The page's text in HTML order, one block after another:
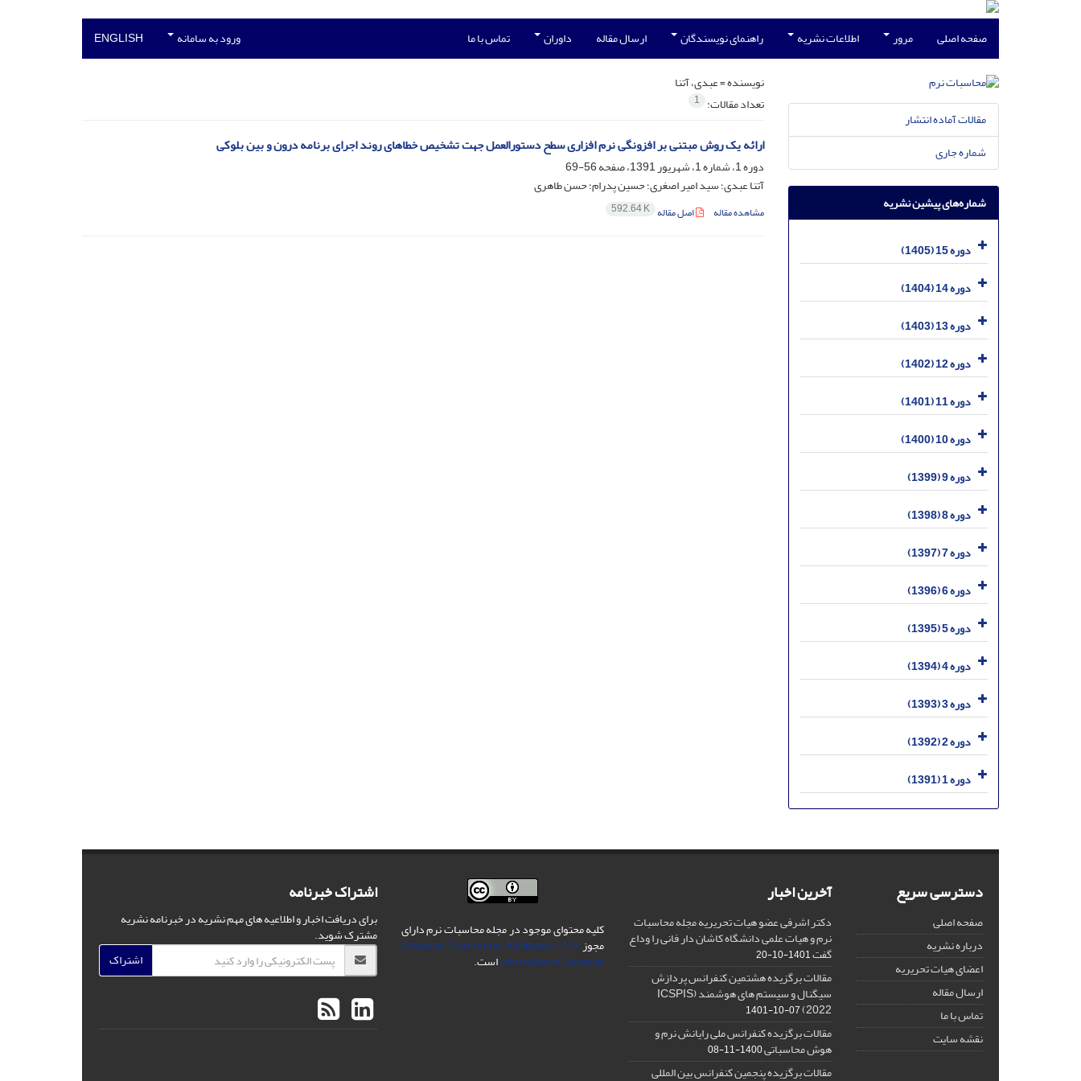
صفحه اصلی مرور اطلاعات نشریه راهنمای نویسندگان ارسال مقاله داوران تماس با ما ورود به سامانه ENGLISH
نویسنده =عبدی، آتنا
تعداد مقالات: 1
ارائه یک روش مبتنی بر افزونگی نرم­ افزاری سطح دستورالعمل جهت تشخیص خطاهای روند اجرای برنامه درون و بین بلوکی
دوره 1، شماره 1، شهریور 1391، صفحه
56-69
آتنا عبدی؛ سید امیر اصغری؛ حسین پدرام؛ حسن طاهری
مشاهده مقاله اصل مقاله 592.64 K
مقالات آماده انتشار
شماره جاری
شماره‌های پیشین نشریه
دوره 15 (1405)
دوره 14 (1404)
دوره 13 (1403)
دوره 12 (1402)
دوره 11 (1401)
دوره 10 (1400)
دوره 9 (1399)
دوره 8 (1398)
دوره 7 (1397)
دوره 6 (1396)
دوره 5 (1395)
دوره 4 (1394)
دوره 3 (1393)
دوره 2 (1392)
دوره 1 (1391)
دسترسی سریع
صفحه اصلی
درباره نشریه
اعضای هیات تحریریه
ارسال مقاله
تماس با ما
نقشه سایت
آخرین اخبار
دکتر اشرفی عضو هیات تحریریه مجله محاسبات
نرم و هیات علمی دانشگاه کاشان دار فانی را وداع
گفت1401-10-20
مقالات برگزیده هشتمین کنفرانس پردازش
سیگنال و سیستم های هوشمند (ICSPIS
2022)
1401-10-07
مقالات برگزیده کنفرانس ملی رایانش نرم و
هوش محاسباتی1400-11-08
مقالات برگزیده پنجمین کنفرانس بین المللی
کلیه محتوای موجود در مجله محاسبات نرم دارای
مجوز Creative Commons Attribution 4.0
International Licenseاست.
اشتراک خبرنامه
برای دریافت اخبار و اطلاعیه های مهم نشریه در خبرنامه نشریه
مشترک شوید.
اشتراک